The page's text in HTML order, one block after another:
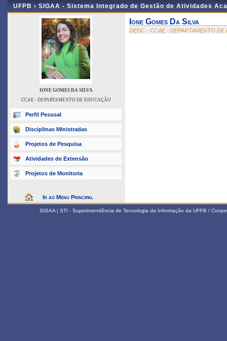
UFPB › SIGAA - Sistema Integrado de Gestão de Atividades
IONE GOMES DA SILVA
CCAE - DEPARTAMENTO DE EDUCAÇÃO
Perfil Pessoal
Disciplinas Ministradas
Projetos de Pesquisa
Atividades de Extensão
Projetos de Monitoria
Ir ao Menu Principal
Ione Gomes Da Silva
DEDC - CCAE - DEPARTAMENTO DE
SIGAA | STI - Superintendência de Tecnologia da Informação da UFPB /